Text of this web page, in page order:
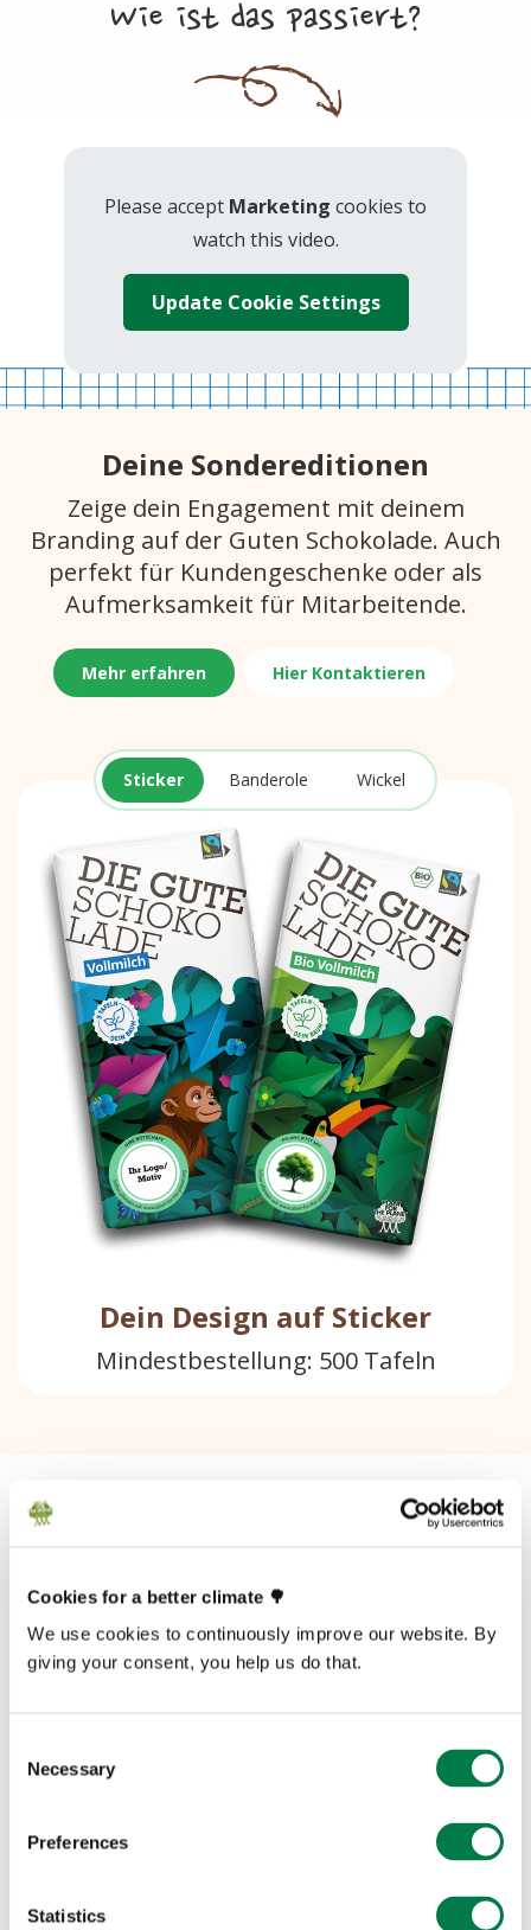
Cookies for a better climate 🌳
We use cookies to continuously improve our website. By
giving your consent, you help us do that.
Selection
Necessary
Preferences
Statistics
Wie ist das passiert?
Please accept Marketing cookies to
watch this video.
Update Cookie Settings
Deine Sondereditionen
Zeige dein Engagement mit deinem
Branding auf der Guten Schokolade. Auch
perfekt für Kundengeschenke oder als
Aufmerksamkeit für Mitarbeitende.
Mehr erfahren Hier Kontaktieren
Sticker Banderole Wickel
Dein Design auf Sticker
Mindestbestellung: 500 Tafeln
der Guten Schokolade in die Geschäfte
deiner Stadt bringen?